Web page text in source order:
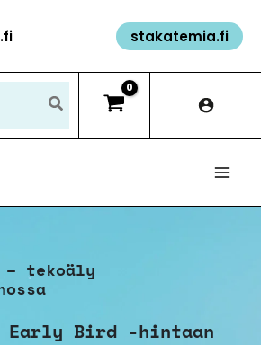
stakatemia.fi
– tekoäly
Early Bird -hintaan